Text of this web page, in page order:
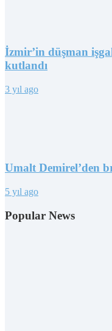
İzmir’in düşman
kutlandı
3 yıl ago
Umalt Demirel’den
5 yıl ago
Popular News